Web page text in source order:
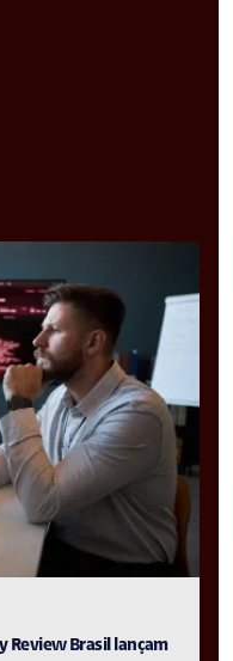
Review Brasil lançam